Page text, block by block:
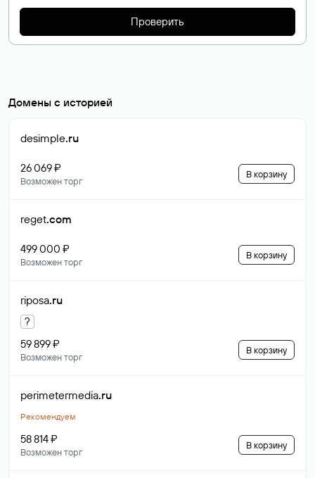
Проверить
Домены с историей
desimple.ru
26 069 ₽
Возможен торг
В корзину
reget.com
499 000 ₽
Возможен торг
В корзину
riposa.ru
?
59 899 ₽
Возможен торг
В корзину
perimetermedia.ru
Рекомендуем
58 814 ₽
Возможен торг
В корзину